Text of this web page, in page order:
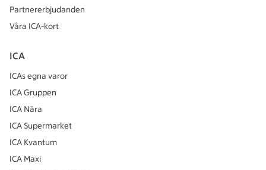
Partnererbjudanden
Våra ICA-kort
ICA
ICAs egna varor
ICA Gruppen
ICA Nära
ICA Supermarket
ICA Kvantum
ICA Maxi